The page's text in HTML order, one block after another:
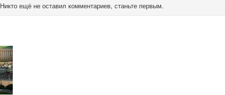
Никто ещё не оставил комментариев, станьте первым.